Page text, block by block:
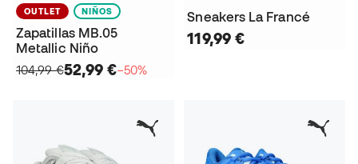
OUTLET NIÑOS
Zapatillas MB.05
Metallic Niño
104,99 €52,99 €−50%
Sneakers La Francé
119,99 €